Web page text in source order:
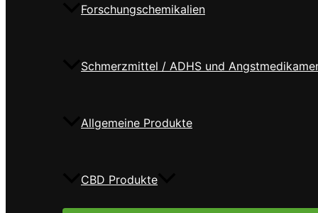
Forschungschemikalien
Schmerzmittel / ADHS und
Allgemeine Produkte
CBD Produkte